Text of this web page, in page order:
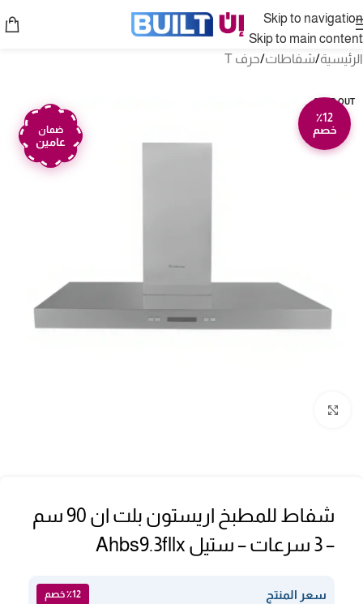
Skip to navigation
Skip to main content
الرئيسية/شفاطات/حرف T
SOLD OUT
٪12
خصم
ضمان
عامين
شفاط للمطبخ اريستون بلت ان 90 سم
– 3 سرعات – ستيل Ahbs9.3fllx
سعر المنتج ٪12 خصم